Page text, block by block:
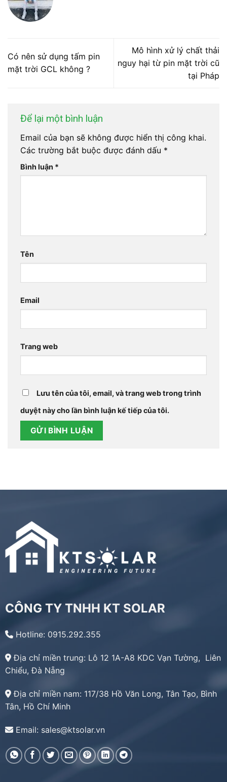
Có nên sử dụng tấm pin
mặt trời GCL không ?
Mô hình xử lý chất thải
nguy hại từ pin mặt trời cũ
tại Pháp
Để lại một bình luận
Email của bạn sẽ không được hiển thị công khai.
Các trường bắt buộc được đánh dấu *
Bình luận *
Tên
Email
Trang web
Lưu tên của tôi, email, và trang web trong trình
duyệt này cho lần bình luận kế tiếp của tôi.
CÔNG TY TNHH KT SOLAR
Hotline: 0915.292.355
Địa chỉ miền trung: Lô 12 1A-A8 KDC Vạn Tường, Liên
Chiểu, Đà Nẵng
Địa chỉ miền nam: 117/38 Hồ Văn Long, Tân Tạo, Bình
Tân, Hồ Chí Minh
Email: sales@ktsolar.vn